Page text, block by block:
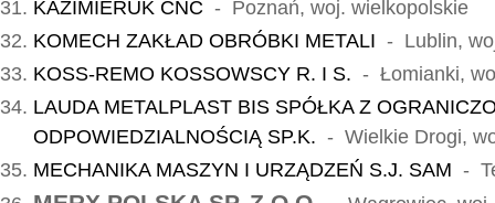
KAZIMIERUK CNC - Poznań, woj. wielkopolskie
KOMECH ZAKŁAD OBRÓBKI METALI - Lublin,
KOSS-REMO KOSSOWSCY R. I S. - Łomianki,
LAUDA METALPLAST BIS SPÓŁKA Z
ODPOWIEDZIALNOŚCIĄ SP.K. - Wielkie Drogi,
MECHANIKA MASZYN I URZĄDZEŃ S.J. SAM -